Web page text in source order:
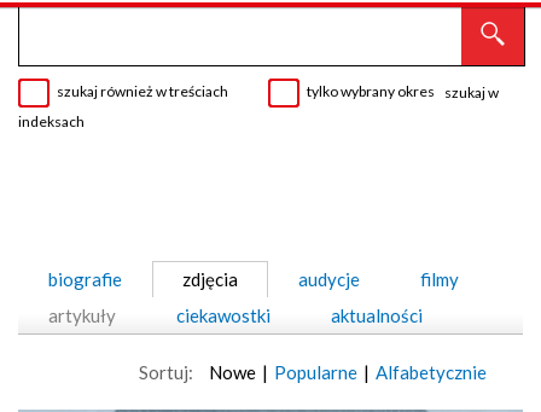
szukaj również w treściach tylko wybrany okres
szukaj w
indeksach
biografie zdjęcia audycje
filmy
artykuły
ciekawostki aktualności
Sortuj: Nowe | Popularne | Alfabetycznie